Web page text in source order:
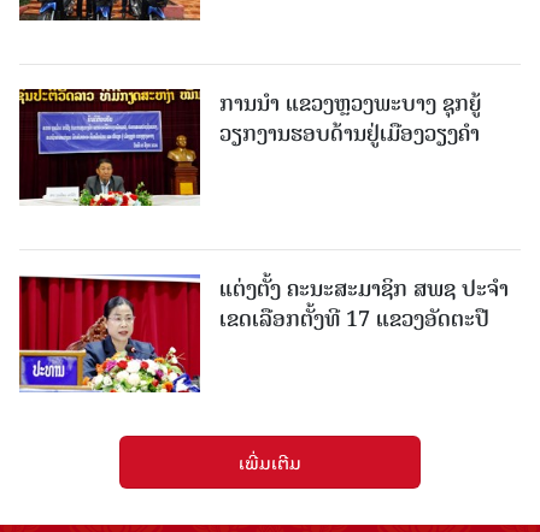
ການນຳ ແຂວງຫຼວງພະບາງ ຊຸກຍູ້
ວຽກງານຮອບດ້ານຢູ່ເມືອງວຽງຄໍາ
ແຕ່ງຕັ້ງ ຄະນະສະມາຊິກ ສພຊ ປະຈຳ
ເຂດເລືອກຕັ້ງທີ 17 ແຂວງອັດຕະປື
ເພີ່ມເຕີມ